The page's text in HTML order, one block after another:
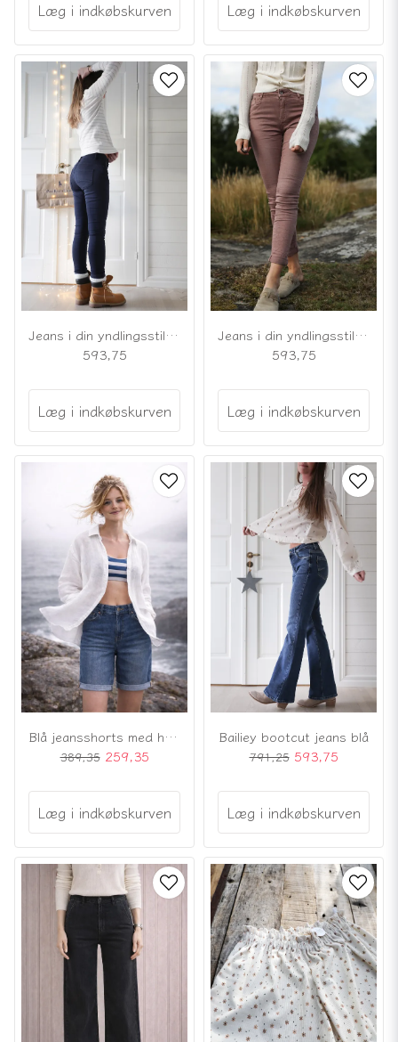
Læg i indkøbskurven Læg i indkøbskurven
Jeans i din yndlingsstil, marineblå
593,75
Læg i indkøbskurven
Jeans i din yndlingsstil, mauverosa
593,75
Læg i indkøbskurven
Blå jeansshorts med høj talje og stretch
389,35 259,35
Læg i indkøbskurven
Bailiey bootcut jeans blå
791,25 593,75
Læg i indkøbskurven